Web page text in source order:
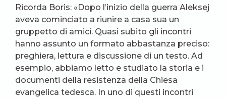
Ricorda Boris: «Dopo l’inizio della guerra Aleksej
aveva cominciato a riunire a casa sua un
gruppetto di amici. Quasi subito gli incontri
hanno assunto un formato abbastanza preciso:
preghiera, lettura e discussione di un testo. Ad
esempio, abbiamo letto e studiato la storia e i
documenti della resistenza della Chiesa
evangelica tedesca. In uno di questi incontri